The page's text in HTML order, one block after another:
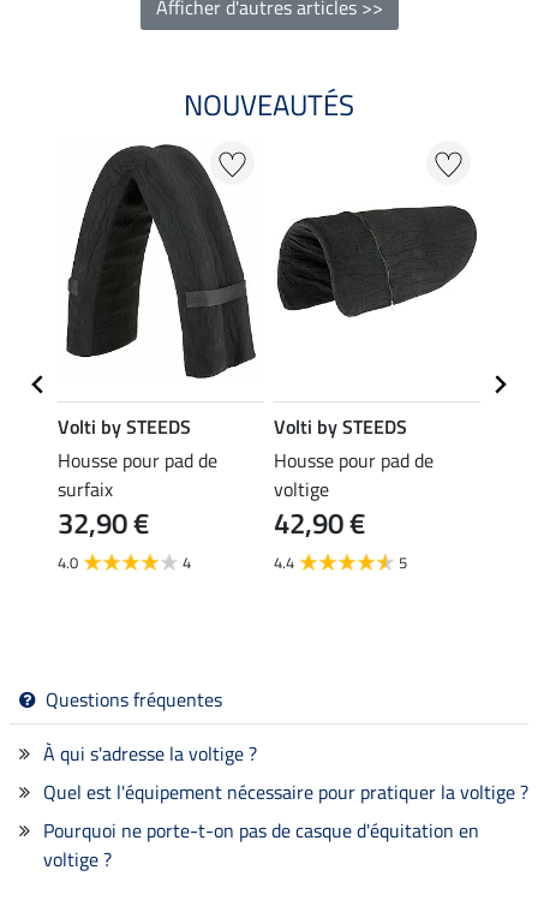
Afficher d'autres articles >>
NOUVEAUTÉS
Volti by STEEDS
Housse pour pad de
surfaix
32,90 €
4.0 4
Volti by STEEDS
Housse pour pad de
voltige
42,90 €
4.4 5
Questions fréquentes
À qui s'adresse la voltige ?
Quel est l'équipement nécessaire pour pratiquer la voltige ?
Pourquoi ne porte-t-on pas de casque d'équitation en
voltige ?